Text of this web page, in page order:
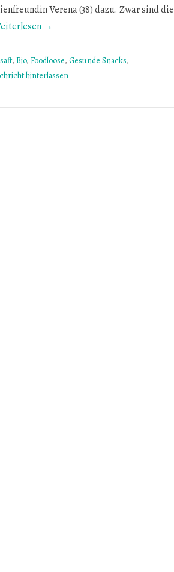
Verena (38) dazu. Zwar sind die
→
, Bio, Foodloose, Gesunde Snacks,
hinterlassen